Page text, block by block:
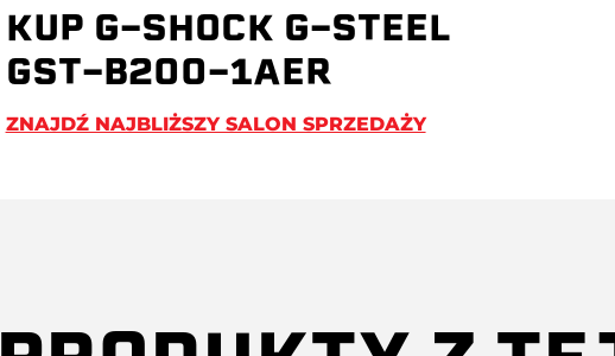
KUP G-SHOCK G-STEEL
GST-B200-1AER
ZNAJDŹ NAJBLIŻSZY SALON SPRZEDAŻY